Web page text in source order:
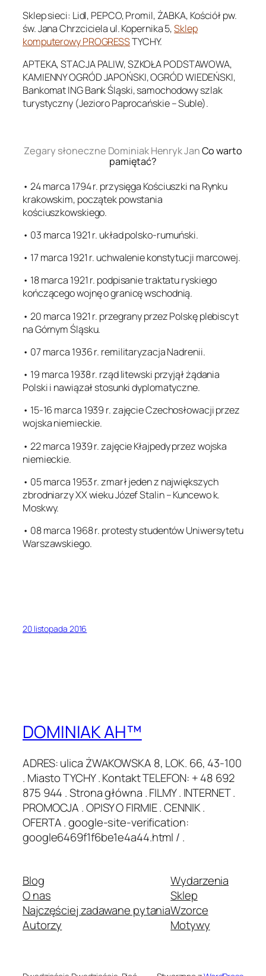
Sklep sieci: Lidl, PEPCO, Promil, ŻABKA, Kościół pw.
św. Jana Chrzciciela ul. Kopernika 5,Sklep
komputerowy PROGRESSTYCHY.
APTEKA, STACJA PALIW, SZKOŁA PODSTAWOWA,
KAMIENNY OGRÓD JAPOŃSKI, OGRÓD WIEDEŃSKI,
Bankomat ING Bank Śląski, samochodowy szlak
turystyczny (Jezioro Paprocańskie – Suble).
Zegary słoneczne Dominiak Henryk JanCo warto
pamiętać?
• 24 marca 1794 r. przysięga Kościuszki na Rynku
krakowskim, początek powstania
kościuszkowskiego.
• 03 marca 1921 r. układ polsko-rumuński.
• 17 marca 1921 r. uchwalenie konstytucji marcowej.
• 18 marca 1921 r. podpisanie traktatu ryskiego
kończącego wojnę o granicę wschodnią.
• 20 marca 1921 r. przegrany przez Polskę plebiscyt
na Górnym Śląsku.
• 07 marca 1936 r. remilitaryzacja Nadrenii.
• 19 marca 1938 r. rząd litewski przyjął żądania
Polski i nawiązał stosunki dyplomatyczne.
• 15-16 marca 1939 r. zajęcie Czechosłowacji przez
wojska niemieckie.
• 22 marca 1939 r. zajęcie Kłajpedy przez wojska
niemieckie.
• 05 marca 1953 r. zmarł jeden z największych
zbrodniarzy XX wieku Józef Stalin – Kuncewo k.
Moskwy.
• 08 marca 1968 r. protesty studentów Uniwersytetu
Warszawskiego.
20 listopada 2016
DOMINIAK AH™
ADRES: ulica ŻWAKOWSKA 8, LOK. 66, 43-100
. Miasto TYCHY . Kontakt TELEFON: + 48 692
875 944 . Strona główna . FILMY . INTERNET .
PROMOCJA . OPISY O FIRMIE . CENNIK .
OFERTA . google-site-verification:
google6469f1f6be1e4a44.html / .
Blog
O nas
Najczęściej zadawane pytania
Autorzy
Wydarzenia
Sklep
Wzorce
Motywy